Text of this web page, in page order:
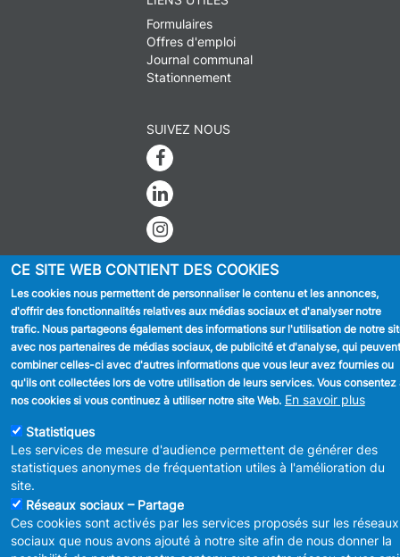
Formulaires
Offres d'emploi
Journal communal
Stationnement
SUIVEZ NOUS
Facebook
Linkedin
Instagram
MENU
FOOTER
LEGAL
Déclaration de confidentialité
Déclaration d'accessibilité
Mentions légales
Charte de bonne conduite et de
© 2026 ADMINISTRATION COMMUNALE D'ANDERLECHT
Place
du Conseil 1 B-1070-Bruxelles -T:+32 2 558 08 00
CE SITE WEB CONTIENT DES COOKIES
Les cookies nous permettent de personnaliser le contenu et les annonces,
d'offrir des fonctionnalités relatives aux médias sociaux et d'analyser notre
trafic. Nous partageons également des informations sur l'utilisation de notre
avec nos partenaires de médias sociaux, de publicité et d'analyse, qui peuvent
combiner celles-ci avec d'autres informations que vous leur avez fournies ou
qu'ils ont collectées lors de votre utilisation de leurs services. Vous consentez
nos cookies si vous continuez à utiliser notre site Web. En savoir plus
Statistiques
Les services de mesure d'audience permettent de générer des
statistiques anonymes de fréquentation utiles à l'amélioration du
site.
Réseaux sociaux – Partage
Ces cookies sont activés par les services proposés sur les réseaux
sociaux que nous avons ajouté à notre site afin de nous donner la